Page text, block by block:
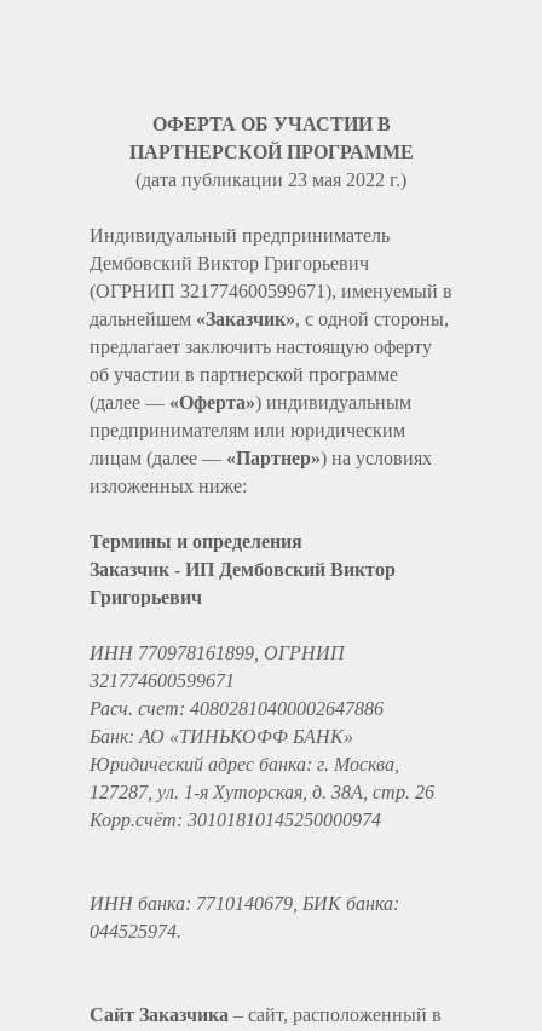
ОФЕРТА ОБ УЧАСТИИ В
ПАРТНЕРСКОЙ ПРОГРАММЕ
(дата публикации 23 мая 2022 г.)
Индивидуальный предприниматель
Дембовский Виктор Григорьевич
(ОГРНИП 321774600599671), именуемый в
дальнейшем «Заказчик», с одной стороны,
предлагает заключить настоящую оферту
об участии в партнерской программе
(далее — «Оферта») индивидуальным
предпринимателям или юридическим
лицам (далее — «Партнер») на условиях
изложенных ниже:
Термины и определения
Заказчик - ИП Дембовский Виктор
Григорьевич
ИНН 770978161899, ОГРНИП
321774600599671
Расч. счет: 40802810400002647886
Банк: АО «ТИНЬКОФФ БАНК»
Юридический адрес банка: г. Москва,
127287, ул. 1-я Хуторская, д. 38А, стр. 26
Корр.счёт: 30101810145250000974
ИНН банка: 7710140679, БИК банка:
044525974.
Сайт Заказчика – сайт, расположенный в